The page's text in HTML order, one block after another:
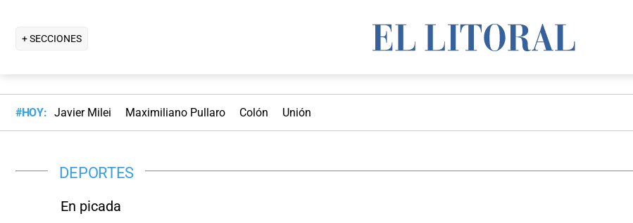
+ SECCIONES
#HOY: Javier Milei Maximiliano Pullaro Colón Unión
DEPORTES
En picada